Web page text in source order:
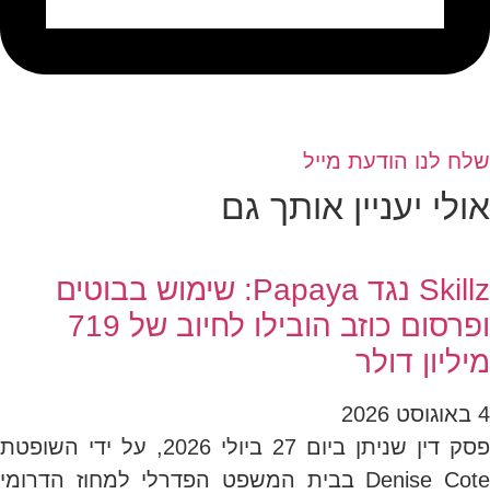
שלח לנו הודעת מייל
אולי יעניין אותך גם
Skillz נגד Papaya: שימוש בבוטים
ופרסום כוזב הובילו לחיוב של 719
מיליון דולר
4 באוגוסט 2026
פסק דין שניתן ביום 27 ביולי 2026, על ידי השופטת
Denise Cote בבית המשפט הפדרלי למחוז הדרומי